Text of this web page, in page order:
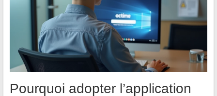
Pourquoi adopter l’application